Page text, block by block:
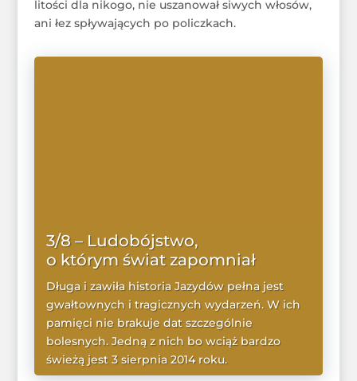
litości dla nikogo, nie uszanował siwych włosów,
ani łez spływających po policzkach.
3/8 – Ludobójstwo,
o którym świat zapomniał
Długa i zawiła historia Jazydów pełna jest
gwałtownych i tragicznych wydarzeń. W ich
pamięci nie brakuje dat szczególnie
bolesnych. Jedną z nich bo wciąż bardzo
świeżą jest 3 sierpnia 2014 roku.